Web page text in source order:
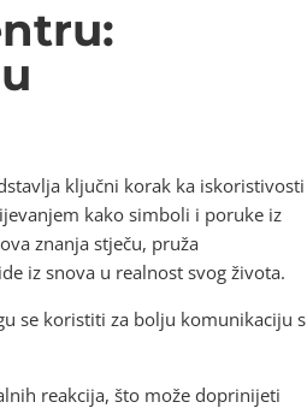
ključni korak ka iskoristivosti
kako simboli i poruke iz
znanja stječu, pruža
iz snova u realnost svog života.
se koristiti za bolju komunikaciju s
reakcija, što može doprinijeti